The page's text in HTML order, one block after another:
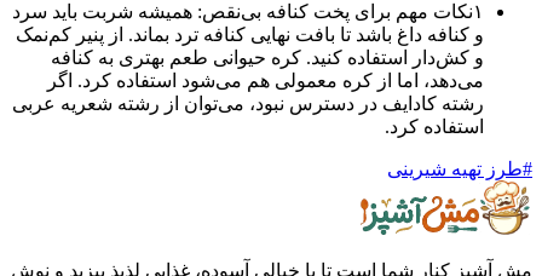
نکات مهم برای پخت کنافه بی‌نقص: همیشه شربت باید سرد
و کنافه داغ باشد تا بافت نهایی کنافه ترد بماند. از پنیر کم‌نمک
و کش‌دار استفاده کنید. کره حیوانی طعم بهتری به کنافه
می‌دهد، اما از کره معمولی هم می‌شود استفاده کرد. اگر
رشته کادایف در دسترس نبود، می‌توان از رشته شعریه عربی
استفاده کرد.
شیرینی
کنار شما است تا با خیالی آسوده، غذایی لذیذ بپزید و نوش